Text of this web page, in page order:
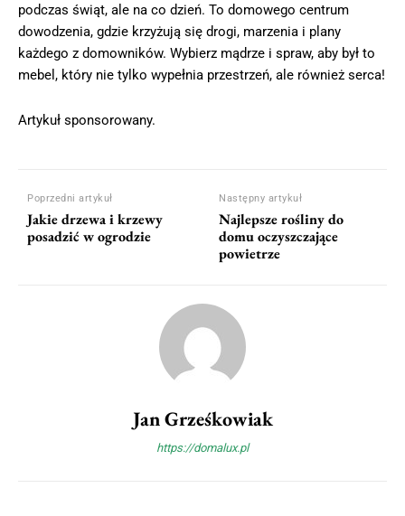
podczas świąt, ale na co dzień. To domowego centrum
dowodzenia, gdzie krzyżują się drogi, marzenia i plany
każdego z domowników. Wybierz mądrze i spraw, aby był to
mebel, który nie tylko wypełnia przestrzeń, ale również serca!
Artykuł sponsorowany.
Poprzedni artykuł
Jakie drzewa i krzewy
posadzić w ogrodzie
Następny artykuł
Najlepsze rośliny do
domu oczyszczające
powietrze
Jan Grześkowiak
https://domalux.pl